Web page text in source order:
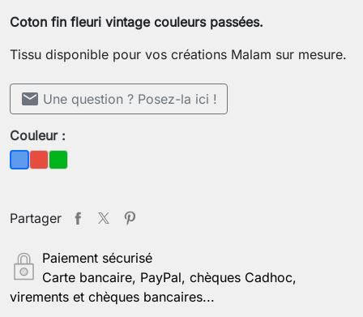
Coton fin fleuri vintage couleurs passées.
Tissu disponible pour vos créations Malam sur mesure.
mail Une question ? Posez-la ici !
Couleur :
BleuRouge
Vert
Partager
Paiement sécurisé
Carte bancaire, PayPal, chèques Cadhoc,
virements et chèques bancaires...